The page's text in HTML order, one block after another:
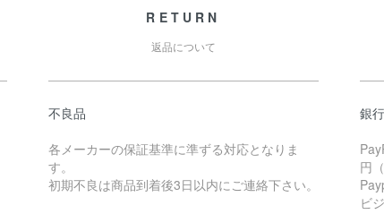
RETURN
返品について
不良品
各メーカーの保証基準に準ずる対応となりま
す。
初期不良は商品到着後3日以内にご連絡下さい。
銀
円
ビ